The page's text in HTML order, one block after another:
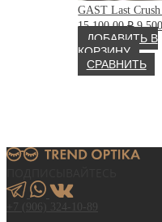
GAST Last
15 100.00₽
цена
15
9
ДОБАВИТЬ В
КОРЗИНУ
СРАВНИТЬ
+7 (906) 324-10-89